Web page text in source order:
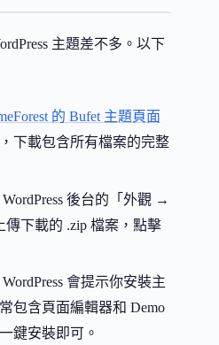
主題差不多。以下
的 Bufet 主題頁面
下載包含所有檔案的完整
WordPress 後台的「外觀 →
下載的 .zip 檔案，點擊
會提示你安裝主
包含頁面編輯器和 Demo
鍵安裝即可。